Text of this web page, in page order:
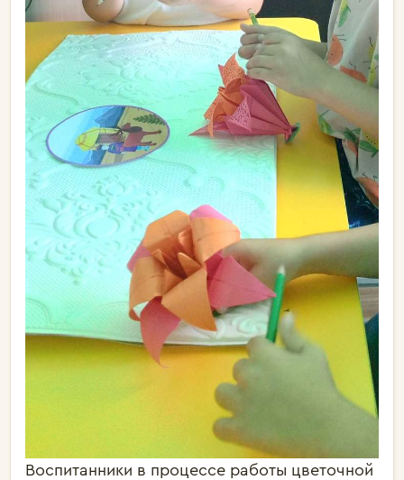
Воспитанники в процессе работы цветочной